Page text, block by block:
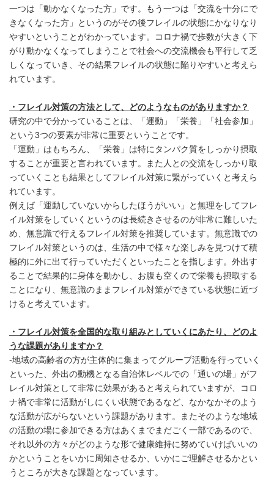
一つは「動かなくなった方」です。もう一つは「交流を十分にで
きなくなった方」というのがその後フレイルの状態にかなりなり
やすいということがわかっています。コロナ禍で歩数が大きく下
がり動かなくなってしまうことで社会への交流機会も平行して乏
しくなっていき、その結果フレイルの状態に陥りやすいと考えら
れています。
・フレイル対策の方法として、どのようなものがありますか？
研究の中で分かっていることは、「運動」「栄養」「社会参加」
という3つの要素が非常に重要ということです。
「運動」はもちろん、「栄養」は特にタンパク質をしっかり摂取
することが重要と言われています。また人との交流をしっかり取
っていくことも結果としてフレイル対策に繋がっていくと考えら
れています。
例えば「運動していないからしたほうがいい」と無理をしてフレ
イル対策をしていくというのは長続きさせるのが非常に難しいた
め、無意識で行えるフレイル対策を推奨しています。無意識での
フレイル対策というのは、生活の中で様々な楽しみを見つけて積
極的に外に出て行っていただくといったことを指します。外出す
ることで結果的に身体を動かし、お腹も空くので栄養も摂取する
ことになり、無意識のままフレイル対策ができている状態に近づ
けると考えています。
・フレイル対策を全国的な取り組みとしていくにあたり、どのよ
うな課題がありますか？
-地域の高齢者の方が主体的に集まってグループ活動を行っていく
といった、外出の動機となる自治体レベルでの「通いの場」がフ
レイル対策として非常に効果があると考えられていますが、コロ
ナ禍で非常に活動がしにくい状態であるなど、なかなかそのよう
な活動が広がらないという課題があります。またそのような地域
の活動の場に参加できる方はあくまでまだごく一部であるので、
それ以外の方々がどのような形で健康維持に努めていけばいいの
かということをいかに周知させるか、いかにご理解させるかとい
うところが大きな課題となっています。